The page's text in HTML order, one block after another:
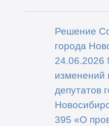
Решение
города
изменений
депутатов
395 «О